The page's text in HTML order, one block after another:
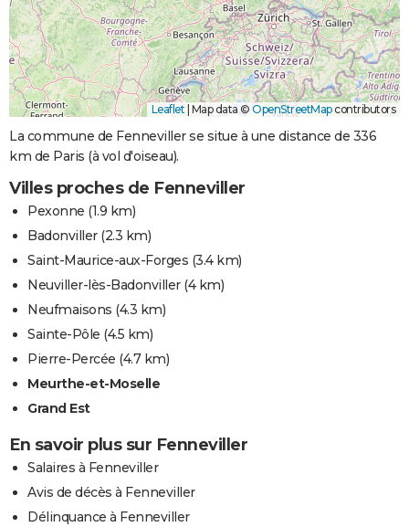
Leaflet Map data © OpenStreetMapcontributors
La commune de Fenneviller se situe à une distance de 336
km de Paris (à vol d'oiseau).
Villes proches de Fenneviller
Pexonne (1.9 km)
Badonviller(2.3 km)
Saint-Maurice-aux-Forges (3.4 km)
Neuviller-lès-Badonviller(4 km)
Neufmaisons (4.3 km)
Sainte-Pôle (4.5 km)
Pierre-Percée (4.7 km)
Meurthe-et-Moselle
Grand Est
En savoir plus sur Fenneviller
Salaires à Fenneviller
Avis de décès à Fenneviller
Délinquance à Fenneviller